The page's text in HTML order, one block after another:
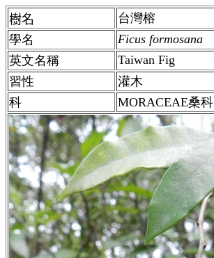
樹名
台灣榕
學名
Ficus formosana
英文名稱
Taiwan Fig
習性
灌木
科
MORACEAE桑科